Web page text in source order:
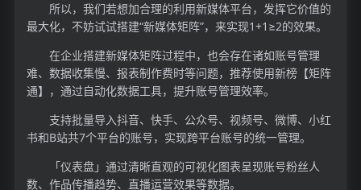
所以，我们若想加合理的利用新媒体平台，发挥它价值的
最大化，不妨试试搭建“新媒体矩阵”，来实现1+1≥2的效果。
在企业搭建新媒体矩阵过程中，也会存在诸如账号管理
难、数据收集慢、报表制作费时等问题，推荐使用新榜【矩阵
通】，通过自动化数据工具，提升账号管理效率。
支持批量导入抖音、快手、公众号、视频号、微博、小红
书和B站共7个平台的账号，实现跨平台账号的统一管理。
「仪表盘」通过清晰直观的可视化图表呈现账号粉丝人
数、作品传播趋势、直播运营效果等数据。